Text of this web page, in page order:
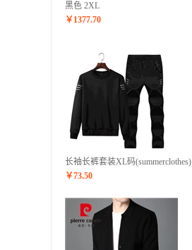
黑色 2XL
￥ 1377.70
长袖长裤套装XL码(summerclothes)
￥73.50